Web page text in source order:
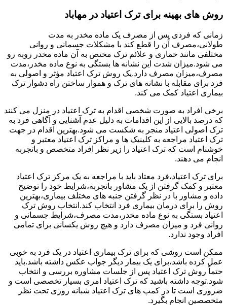
روش های بهینه برای ترک اعتیاد در مهاباد
زمانی که فردی پس از مصرف یک ماده مخدر به مدت
طولانی،مصرف آن را قطع کند با مشکلات جسمانی و روانی
مختلفی مانند خماری و علائم ترک مختص به آن ماده مخدر روبه رو
می شود.میزان شدت این نشانه ها بستگی به نوع ماده مخدر،مدت
مصرف،میزان مصرف دارد.یک روش ترک اعتیاد مؤثر و اصولی به
فرد برای مقابله با نشانه های ترک و هموار ساختن راه دشوار ترک
بیماری اعتیاد کمک می کند.
برخی افراد به صورت شخصی اقدام به ترک اعتیاد در منزل می کنند
که درصد بالایی از این اقدامات به دلیل عدم آشنایی و آگاهی فرد به
ترک اصولی اعتیاد منجر به شکست می شود.بهترین اقدام در جهت
ترک اعتیاد مراجعه به کلینیک ها و مراکز ترک اعتیاد معتبر و
خوشنام است که ترک اعتیاد را زیر نظر افراد متخصص و باتجربه
انجام می دهند.
برای ترک اعتیاد،فرد معتاد باید با مراجعه به یک مرکز ترک اعتیاد
معتبر و کمک گرفتن از یک مشاور باتجربه،شرایط خود را توضیح
داده و مشاور با در نظر گرفتن جنبه های مختلف بیماری،بهترین
روش را برای درمان بیماری فرد انتخاب کند.انتخاب روش ترک
اعتیاد بستگی به نوع ماده مخدر،مدت مصرف،شرایط جسمانی و
روانی فرد و میزان مصرف دارد و هیچ روش یکسانی برای تمامی
افراد وجود ندارد.
ممکن است روشی که برای ترک بیماری اعتیاد در یک فرد به خوبی
عمل کرده باشد،برای یک بیمار دیگر جواب عکس داشته باشد.باید
حتماً روش ترک اعتیاد پس از جلسات مشاوره بررسی و انتخاب
شود.توجه داشته باشید که ترک اعتیاد امری بسیار تخصصی است و
ضروری است تا در کمپ های ترک اعتیاد شبانه روزی تحت نظر
متخصصین انجام بگیرد.